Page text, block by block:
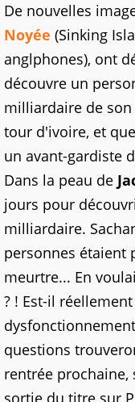
De nouvelles
Noyée (Sinking
anglphones), ont
découvre un
milliardaire de son
tour d'ivoire, et
un avant-gardiste
Dans la peau de
jours pour
milliardaire.
personnes étaient
meurtre... En
? ! Est-il
questions
rentrée prochaine,
sortie du titre sur